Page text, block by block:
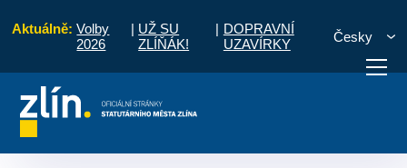
Aktuálně: Volby
2026
| UŽ SU
ZLÍŇÁK!
| DOPRAVNÍ
UZAVÍRKY
Česky